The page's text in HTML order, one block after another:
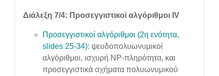
Διάλεξη 7/4: Προσεγγιστικοί αλγόριθμοι IV
Προσεγγιστικοί αλγόριθμοι (2η ενότητα,
slides 25-34): ψευδοπολυωνυμικοί
αλγόριθμοι, ισχυρή NP-πληρότητα, και
προσεγγιστικά σχήματα πολυωνυμικού